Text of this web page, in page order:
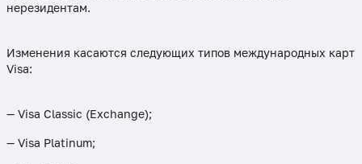
нерезидентам.
Изменения касаются следующих типов международных карт
Visa:
— Visa Classic (Exchange);
— Visa Platinum;